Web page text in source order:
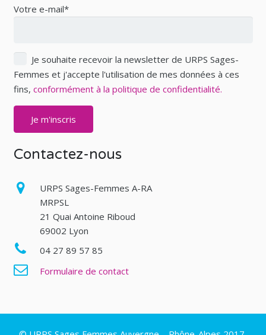
Votre e-mail*
Je souhaite recevoir la newsletter de URPS Sages-
Femmes et j'accepte l'utilisation de mes données à ces
fins, conformément à la politique de confidentialité.
Contactez-nous
URPS Sages-Femmes A-RA
MRPSL
21 Quai Antoine Riboud
69002 Lyon
04 27 89 57 85
Formulaire de contact